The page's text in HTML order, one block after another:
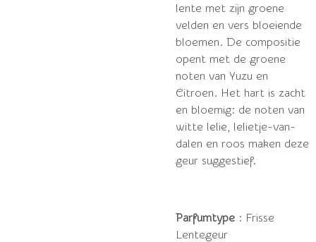
lente met zijn groene
velden en vers bloeiende
bloemen. De compositie
opent met de groene
noten van Yuzu en
Citroen. Het hart is zacht
en bloemig: de noten van
witte lelie, lelietje-van-
dalen en roos maken deze
geur suggestief.
Parfumtype : Frisse
Lentegeur